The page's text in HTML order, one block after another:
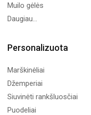
Muilo gėlės
Daugiau...
Personalizuota
Marškinėliai
Džemperiai
Siuvinėti rankšluosčiai
Puodeliai